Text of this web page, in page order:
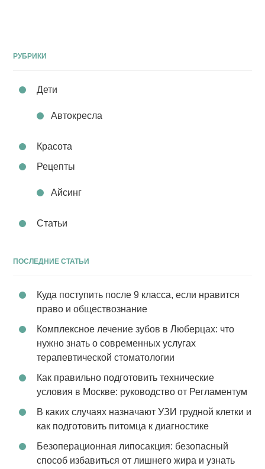
РУБРИКИ
Дети
Автокресла
Красота
Рецепты
Айсинг
Статьи
ПОСЛЕДНИЕ СТАТЬИ
Куда поступить после 9 класса, если нравится
право и обществознание
Комплексное лечение зубов в Люберцах: что
нужно знать о современных услугах
терапевтической стоматологии
Как правильно подготовить технические
условия в Москве: руководство от Регламентум
В каких случаях назначают УЗИ грудной клетки и
как подготовить питомца к диагностике
Безоперационная липосакция: безопасный
способ избавиться от лишнего жира и узнать